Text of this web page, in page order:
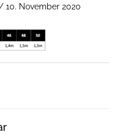
10. November 2020